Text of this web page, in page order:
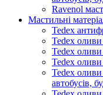
Ravenol
Мастильні
Tedex
Tedex
Tedex
Tedex
Tedex
автобусів,